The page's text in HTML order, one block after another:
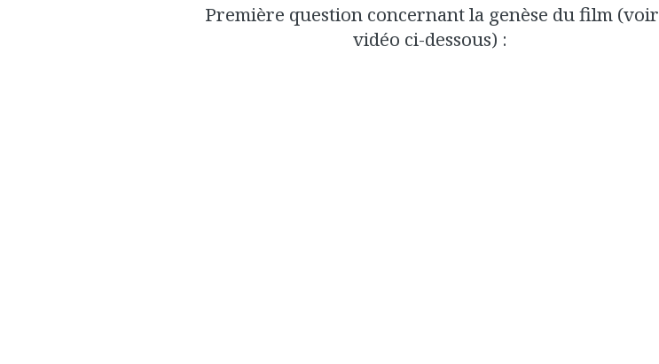
Première question concernant la genèse du film (voir
vidéo ci-dessous) :